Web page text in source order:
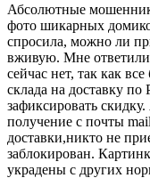
Абсолютные
фото шикарных
спросила, можно ли
вживую. Мне
сейчас нет, так как
склада на доставку
зафиксировать
получение с почты
доставки,никто не
заблокирован.
украдены с других